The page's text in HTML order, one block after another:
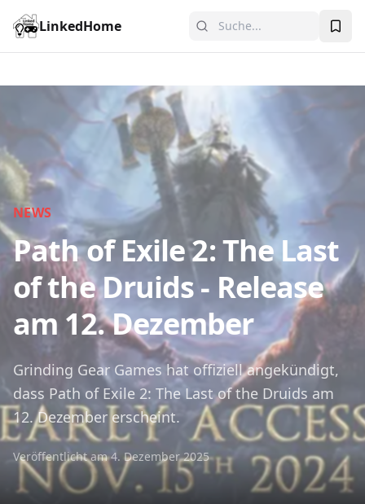
LinkedHome
NEWS
Path of Exile 2: The Last
of the Druids - Release
am 12. Dezember
Grinding Gear Games hat offiziell angekündigt,
dass Path of Exile 2: The Last of the Druids am
12. Dezember erscheint.
Veröffentlicht am4. Dezember 2025